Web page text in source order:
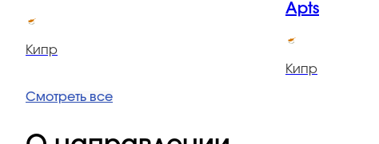
Кипр
Apts
Кипр
Смотреть все